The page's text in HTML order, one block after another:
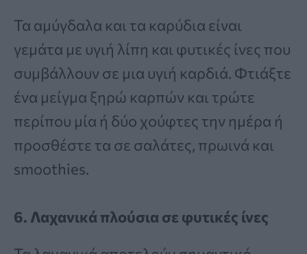
Τα αμύγδαλα και τα καρύδια είναι
γεμάτα με υγιή λίπη και φυτικές ίνες που
συμβάλλουν σε μια υγιή καρδιά. Φτιάξτε
ένα μείγμα ξηρώ καρπών και τρώτε
περίπου μία ή δύο χούφτες την ημέρα ή
προσθέστε τα σε σαλάτες, πρωινά και
smoothies.
6. Λαχανικά πλούσια σε φυτικές ίνες